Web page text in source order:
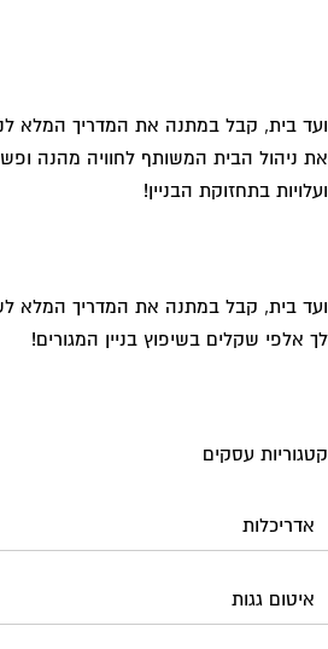
בית, קבל במתנה את המדריך המלא
ניהול הבית המשותף לחוויה מהנה
בתחזוקת הבניין!
בית, קבל במתנה את המדריך המלא
אלפי שקלים בשיפוץ בניין המגורים!
עסקים
אדריכלות
איטום גגות